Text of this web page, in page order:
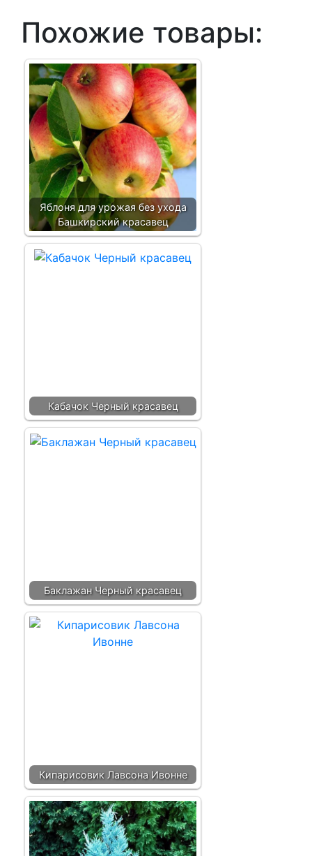
Похожие товары:
Яблоня для урожая без ухода
Башкирский красавец
Кабачок Черный красавец
Баклажан Черный красавец
Кипарисовик Лавсона Ивонне